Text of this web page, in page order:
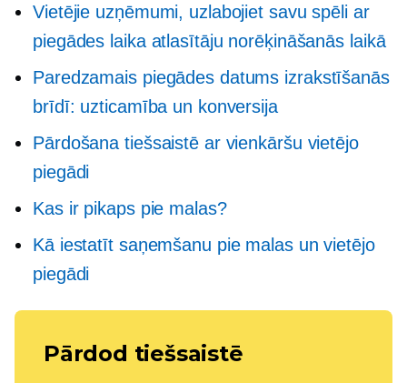
Vietējie uzņēmumi, uzlabojiet savu spēli ar
piegādes laika atlasītāju norēķināšanās laikā
Paredzamais piegādes datums izrakstīšanās
brīdī: uzticamība un konversija
Pārdošana tiešsaistē ar vienkāršu vietējo
piegādi
Kas ir pikaps pie malas?
Kā iestatīt saņemšanu pie malas un vietējo
piegādi
Pārdod tiešsaistē